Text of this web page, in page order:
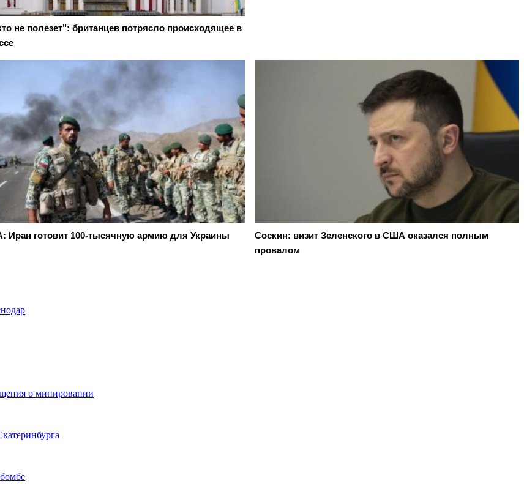
не полезет": британцев потрясло происходящее в
Иран готовит 100-тысячную армию для Украины
Соскин: визит Зеленского в США оказался полным
провалом
о минировании